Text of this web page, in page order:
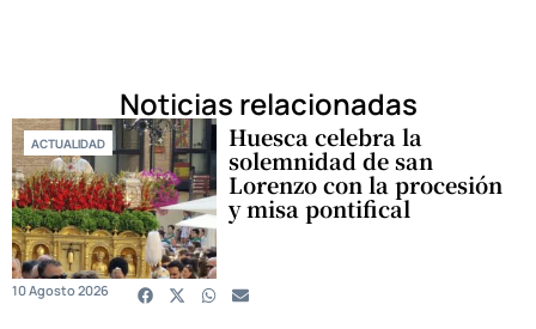
Noticias relacionadas
ACTUALIDAD Huesca celebra la
solemnidad de san
Lorenzo con la procesión
y misa pontifical
10 Agosto 2026